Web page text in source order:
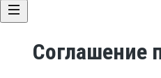
Соглашение